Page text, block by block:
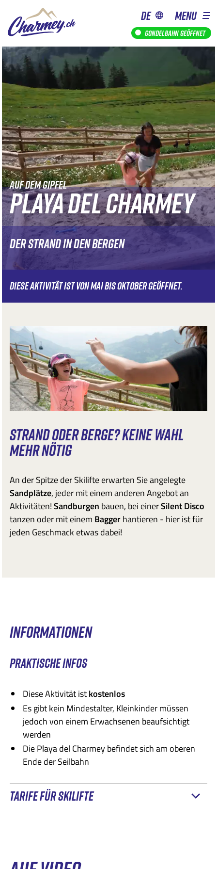
Gondelbahn geöffnet
de MENU
AUF DEM GIPFEL
PLAYA DEL CHARMEY
DER STRAND IN DEN BERGEN
DIESE AKTIVITÄT IST VON MAI BIS OKTOBER GEÖFFNET.
STRAND ODER BERGE? KEINE WAHL
MEHR NÖTIG
An der Spitze der Skilifte erwarten Sie angelegte
Sandplätze, jeder mit einem anderen Angebot an
Aktivitäten!Sandburgen bauen, bei einerSilent Disco
tanzen oder mit einem Baggerhantieren - hier ist für
jeden Geschmack etwas dabei!
INFORMATIONEN
PRAKTISCHE INFOS
Diese Aktivität istkostenlos
Es gibt kein Mindestalter, Kleinkinder müssen
jedoch von einem Erwachsenen beaufsichtigt
werden
Die Playa del Charmey befindet sich am oberen
Ende der Seilbahn
TARIFE FÜR SKILIFTE